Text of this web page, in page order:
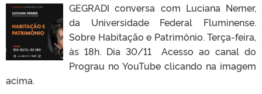
GEGRADI conversa com Luciana Nemer,
da Universidade Federal Fluminense.
Sobre Habitação e Patrimônio. Terça-feira,
às 18h. Dia 30/11 Acesso ao canal do
Prograu no YouTube clicando na imagem
acima.